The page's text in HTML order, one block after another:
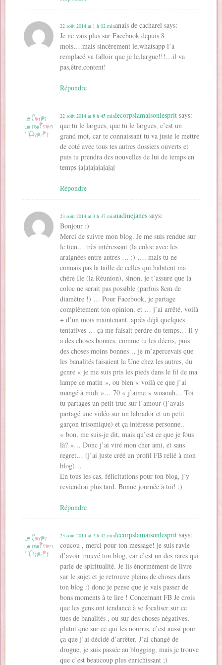
anais de cacharel says:
22 août 2014 at 1 h 02 min
Je ne vais plus sur Facebook depuis 8
mois….mais sincèrement le,whatsapp l’a
remplacé va falloir que je le,largue!!!…il va
pas,être,content!
Répondre
lecorpslamaisonlesprit says:
22 août 2014 at 8 h 45 min
que tu le largues, que tu le largues, c’est un
grand mot, car te connaissant tu va juste le mettre
de coté avec tous tes autres dossiers ouverts et
puis tu prendra des nouvelles de lui de temps en
temps jajajajajajajaj
Répondre
nadinejanes says:
23 août 2014 at 3 h 37 min
Bonjour :)
Merci de suivre mon blog. Je me suis rendue sur
le tien… très intéressant (la coloc avec les
araignées entre autres … :) …. mais tu ne
connais pas la taille de celles qui habitent ma
chère Ile (la Réunion), sinon, je t’assure que la
coloc ne serait pas possible (parfois 8cm de
diamètre !) … Pour Facebook, je partage
complètement ton opinion, et … j’ai arrêté, voilà
+ d’un mois maintenant, après déjà quelques
tentatives … ça me faisait perdre du temps… Il y
a des choses bonnes, comme tu les décris, puis
des choses moins bonnes… je m’apercevais que
les banalités faisaient la Une chez les autres, du
genre « je me suis pris les pieds dans le fil de ma
lampe ce matin », ou bien « voilà ce que j’ai
mangé à midi »… 70 « j’aime » woaouh… Toi
tu partages un petit truc sur l’amour (j’avais
partagé une vidéo sur un labrador et un petit
garçon trisomique) et ça intéresse personne..
« bon, me suis-je dit, mais qu’est ce que je fous
là? »… Donc j’ai viré mon cher ami, et sans
regret… (j’ai juste créé un profil FB relié à mon
blog)…
En tous les cas, félicitations pour ton blog, j’y
reviendrai plus tard. Bonne journée à toi! ;)
Répondre
lecorpslamaisonlesprit says:
23 août 2014 at 7 h 42 min
coucou , merci pour ton message! je suis ravie
d’avoir trouvé ton blog, car c’est un des rares qui
parle de spiritualité. Je lis énormément de livre
sur le sujet et je retrouve pleins de choses dans
ton blog :) donc je pense que je vais passer de
bons moments à te lire ! Concernant FB Je crois
que les gens ont tendance à se focaliser sur ce
tues de banalités , ou sur des choses négatives,
plutot que sur ce qui les nourris, c’est aussi pour
ça que j’ai décidé d’arrêter. J’ai changé de
drogue, je suis passée au blogging, mais je trouve
que c’est beaucoup plus enrichissant ;)